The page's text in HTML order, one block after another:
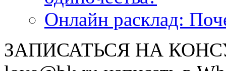
Онлайн расклад:
ЗАПИСАТЬСЯ НА